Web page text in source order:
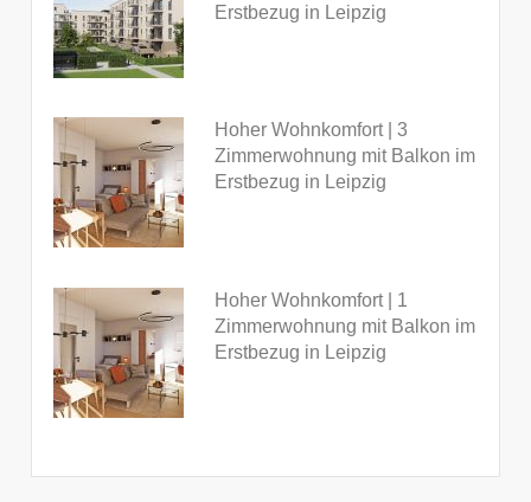
Erstbezug in Leipzig
Hoher Wohnkomfort | 3
Zimmerwohnung mit Balkon im
Erstbezug in Leipzig
Hoher Wohnkomfort | 1
Zimmerwohnung mit Balkon im
Erstbezug in Leipzig